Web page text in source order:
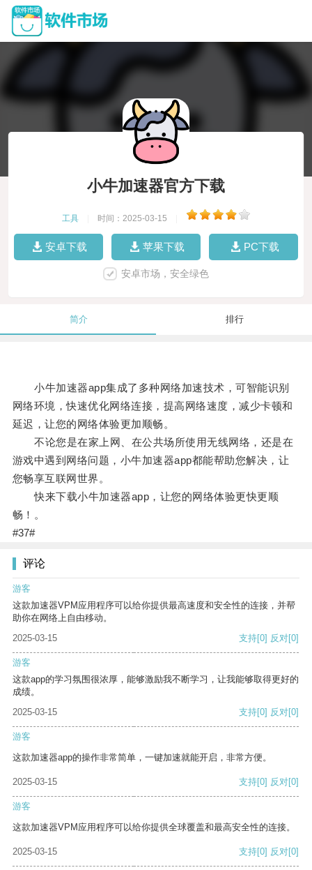
小牛加速器官方下载
工具 时间：2025-03-15
安卓下载 苹果下载 PC下载
安卓市场，安全绿色
简介 排行
小牛加速器app集成了多种网络加速技术，可智能识别
网络环境，快速优化网络连接，提高网络速度，减少卡顿和
延迟，让您的网络体验更加顺畅。
不论您是在家上网、在公共场所使用无线网络，还是在
游戏中遇到网络问题，小牛加速器app都能帮助您解决，让
您畅享互联网世界。
快来下载小牛加速器app，让您的网络体验更快更顺
畅！。
#37#
评论
游客
这款加速器VPM应用程序可以给你提供最高速度和安全性的连接，并帮
助你在网络上自由移动。
2025-03-15
支持[0] 反对[0]
游客
这款app的学习氛围很浓厚，能够激励我不断学习，让我能够取得更好的
成绩。
2025-03-15
支持[0] 反对[0]
游客
这款加速器app的操作非常简单，一键加速就能开启，非常方便。
2025-03-15 支持[0] 反对[0]
游客
这款加速器VPM应用程序可以给你提供全球覆盖和最高安全性的连接。
2025-03-15 支持[0] 反对[0]